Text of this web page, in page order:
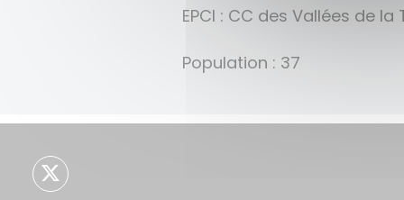
EPCI : CC des Vallées de la
Population : 37